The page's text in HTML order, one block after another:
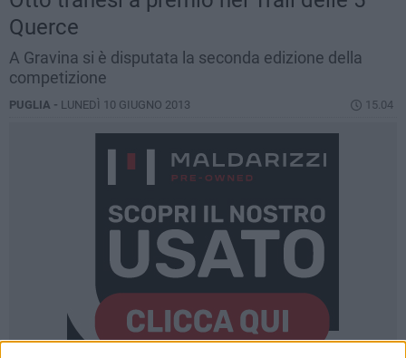
Querce
A Gravina si è disputata la seconda edizione della
competizione
PUGLIA - LUNEDÌ 10 GIUGNO 2013 15.04